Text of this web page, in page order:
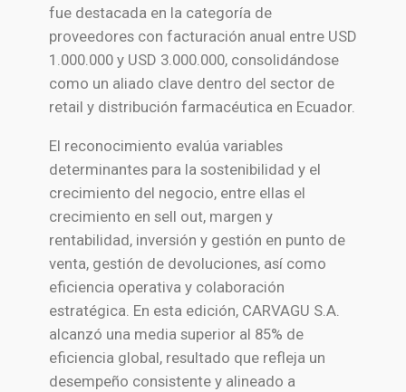
fue destacada en la categoría de
proveedores con facturación anual entre USD
1.000.000 y USD 3.000.000, consolidándose
como un aliado clave dentro del sector de
retail y distribución farmacéutica en Ecuador.
El reconocimiento evalúa variables
determinantes para la sostenibilidad y el
crecimiento del negocio, entre ellas el
crecimiento en sell out, margen y
rentabilidad, inversión y gestión en punto de
venta, gestión de devoluciones, así como
eficiencia operativa y colaboración
estratégica. En esta edición, CARVAGU S.A.
alcanzó una media superior al 85% de
eficiencia global, resultado que refleja un
desempeño consistente y alineado a